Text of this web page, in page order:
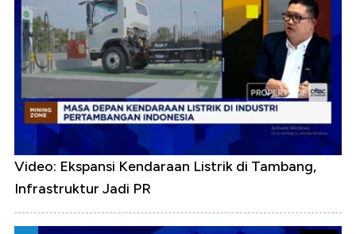
Video: Ekspansi Kendaraan Listrik di Tambang,
Infrastruktur Jadi PR